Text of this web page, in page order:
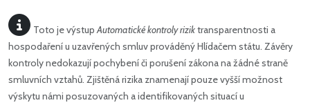
Toto je výstupAutomatické kontroly riziktransparentnosti a
hospodaření u uzavřených smluv prováděný Hlídačem státu. Závěry
kontroly nedokazují pochybení či porušení zákona na žádné straně
smluvních vztahů. Zjištěná rizika znamenají pouze vyšší možnost
výskytu námi posuzovaných a identifikovaných situací u